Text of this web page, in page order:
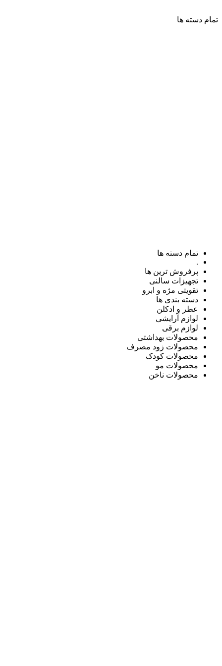
تمام دسته ها
تمام دسته ها
.
پرفروش ترین ها
تجهیزات سالنی
تقویتی مژه و ابرو
دسته بندی ها
عطر و ادکلن
لوازم آرایشی
لوازم برقی
محصولات بهداشتی
محصولات زود مصرف
محصولات کودک
محصولات مو
محصولات ناخن